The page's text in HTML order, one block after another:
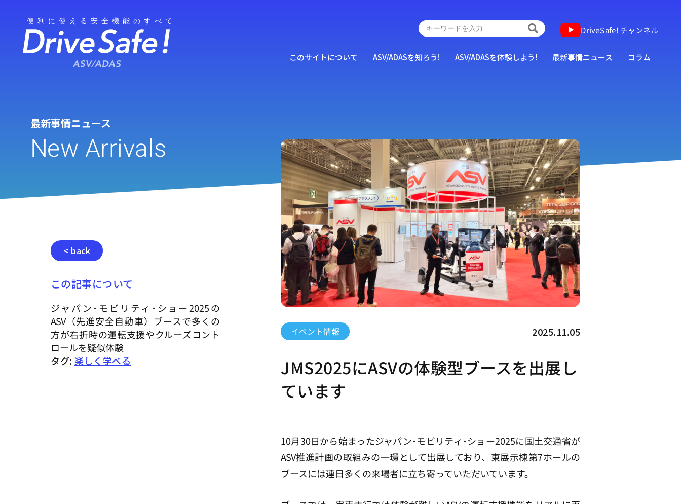
DriveSafe! チャンネル
このサイトについて ASV/ADASを知ろう! ASV/ADASを体験しよう! 最新事情ニュース コラム
最新事情ニュース
New Arrivals
イベント情報 2025.11.05
JMS2025にASVの体験型ブースを出展し
ています
10月30日から始まったジャパン･モビリティ･ショー2025に国土交通省が
ASV推進計画の取組みの一環として出展しており、東展示棟第7ホールの
ブースには連日多くの来場者に立ち寄っていただいています。
< back
この記事について
ジャパン･モビリティ･ショー2025の
ASV（先進安全自動車）ブースで多くの
方が右折時の運転支援やクルーズコント
ロールを疑似体験
タグ: 楽しく学べる